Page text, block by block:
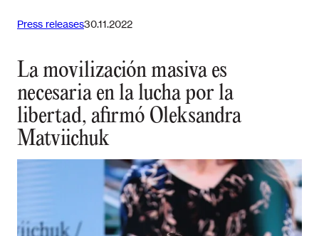
Press releases30.11.2022
La movilización masiva es
necesaria en la lucha por la
libertad, afirmó Oleksandra
Matviichuk